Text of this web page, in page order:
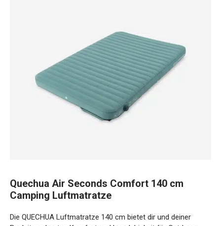
Camping Luftmatratze
Begleitung besten Komfort und Langlebigkeit für Outdoor-